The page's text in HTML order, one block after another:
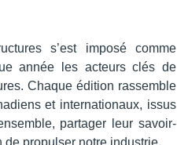
s’est imposé comme
année les acteurs clés de
Chaque édition rassemble
et internationaux, issus
partager leur savoir-
propulser notre industrie.